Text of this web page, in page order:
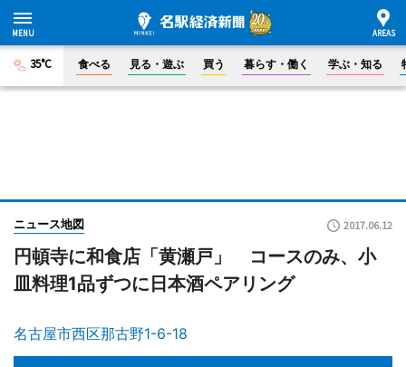
35°C 食べる 見る・遊ぶ 買う 暮らす・働く 学ぶ・知る
ニュース地図 2017.06.12
円頓寺に和食店「黄瀬戸」 コースのみ、小
皿料理1品ずつに日本酒ペアリング
名古屋市西区那古野1-6-18